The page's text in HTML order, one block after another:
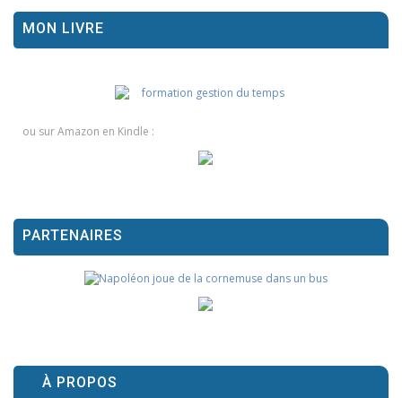
MON LIVRE
ou sur Amazon en Kindle :
PARTENAIRES
À PROPOS